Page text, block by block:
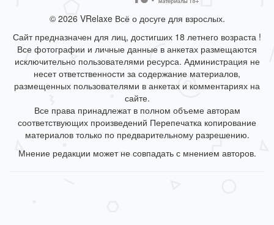
© 2026 VRelaxe Всё о досуге для взрослых.
Сайт предназначен для лиц, достигших 18 летнего возраста !
Все фотографии и личные данные в анкетах размещаются
исключительно пользователями ресурса. Администрация не
несет ответственности за содержание материалов,
размещенных пользователями в анкетах и комментариях на
сайте.
Все права принадлежат в полном объеме авторам
соответствующих произведений Перепечатка копирование
материалов только по предварительному разрешению.
Мнение редакции может не совпадать с мнением авторов.